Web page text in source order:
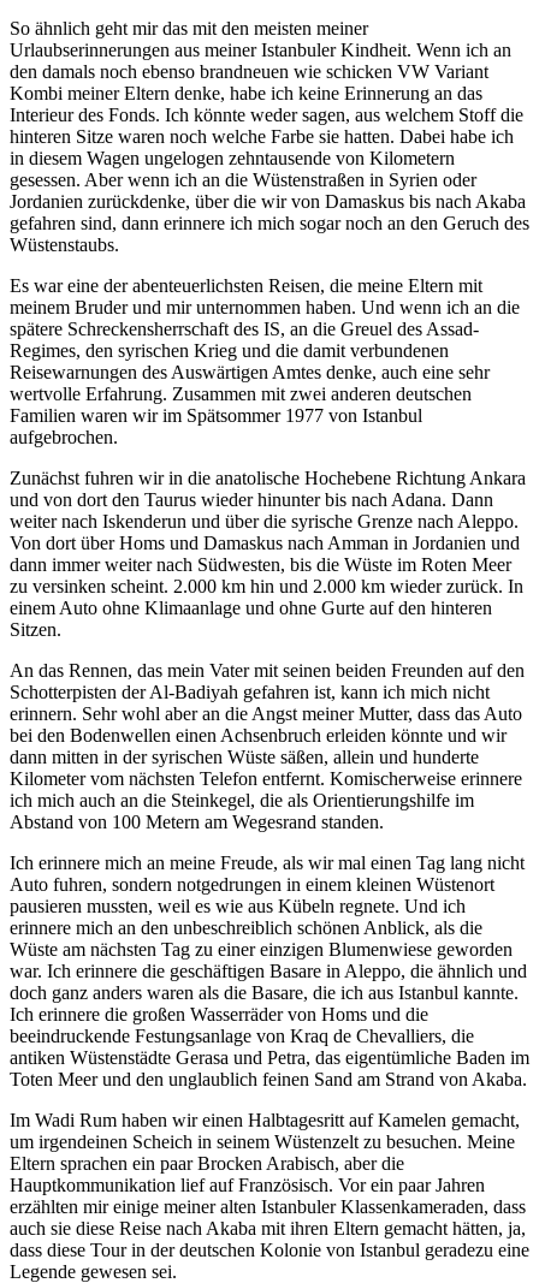
So ähnlich geht mir das mit den meisten meiner
Urlaubserinnerungen aus meiner Istanbuler Kindheit. Wenn ich an
den damals noch ebenso brandneuen wie schicken VW Variant
Kombi meiner Eltern denke, habe ich keine Erinnerung an das
Interieur des Fonds. Ich könnte weder sagen, aus welchem Stoff die
hinteren Sitze waren noch welche Farbe sie hatten. Dabei habe ich
in diesem Wagen ungelogen zehntausende von Kilometern
gesessen. Aber wenn ich an die Wüstenstraßen in Syrien oder
Jordanien zurückdenke, über die wir von Damaskus bis nach Akaba
gefahren sind, dann erinnere ich mich sogar noch an den Geruch des
Wüstenstaubs.
Es war eine der abenteuerlichsten Reisen, die meine Eltern mit
meinem Bruder und mir unternommen haben. Und wenn ich an die
spätere Schreckensherrschaft des IS, an die Greuel des Assad-
Regimes, den syrischen Krieg und die damit verbundenen
Reisewarnungen des Auswärtigen Amtes denke, auch eine sehr
wertvolle Erfahrung. Zusammen mit zwei anderen deutschen
Familien waren wir im Spätsommer 1977 von Istanbul
aufgebrochen.
Zunächst fuhren wir in die anatolische Hochebene Richtung Ankara
und von dort den Taurus wieder hinunter bis nach Adana. Dann
weiter nach Iskenderun und über die syrische Grenze nach Aleppo.
Von dort über Homs und Damaskus nach Amman in Jordanien und
dann immer weiter nach Südwesten, bis die Wüste im Roten Meer
zu versinken scheint. 2.000 km hin und 2.000 km wieder zurück. In
einem Auto ohne Klimaanlage und ohne Gurte auf den hinteren
Sitzen.
An das Rennen, das mein Vater mit seinen beiden Freunden auf den
Schotterpisten der Al-Badiyah gefahren ist, kann ich mich nicht
erinnern. Sehr wohl aber an die Angst meiner Mutter, dass das Auto
bei den Bodenwellen einen Achsenbruch erleiden könnte und wir
dann mitten in der syrischen Wüste säßen, allein und hunderte
Kilometer vom nächsten Telefon entfernt. Komischerweise erinnere
ich mich auch an die Steinkegel, die als Orientierungshilfe im
Abstand von 100 Metern am Wegesrand standen.
Ich erinnere mich an meine Freude, als wir mal einen Tag lang nicht
Auto fuhren, sondern notgedrungen in einem kleinen Wüstenort
pausieren mussten, weil es wie aus Kübeln regnete. Und ich
erinnere mich an den unbeschreiblich schönen Anblick, als die
Wüste am nächsten Tag zu einer einzigen Blumenwiese geworden
war. Ich erinnere die geschäftigen Basare in Aleppo, die ähnlich und
doch ganz anders waren als die Basare, die ich aus Istanbul kannte.
Ich erinnere die großen Wasserräder von Homs und die
beeindruckende Festungsanlage von Kraq de Chevalliers, die
antiken Wüstenstädte Gerasa und Petra, das eigentümliche Baden im
Toten Meer und den unglaublich feinen Sand am Strand von Akaba.
Im Wadi Rum haben wir einen Halbtagesritt auf Kamelen gemacht,
um irgendeinen Scheich in seinem Wüstenzelt zu besuchen. Meine
Eltern sprachen ein paar Brocken Arabisch, aber die
Hauptkommunikation lief auf Französisch. Vor ein paar Jahren
erzählten mir einige meiner alten Istanbuler Klassenkameraden, dass
auch sie diese Reise nach Akaba mit ihren Eltern gemacht hätten, ja,
dass diese Tour in der deutschen Kolonie von Istanbul geradezu eine
Legende gewesen sei.